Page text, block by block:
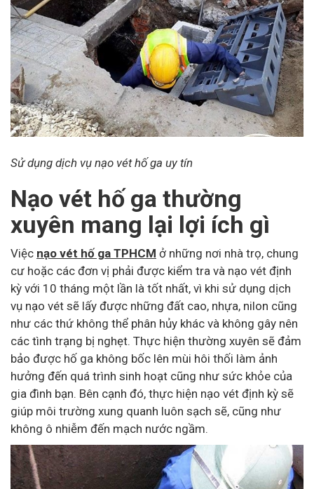
Sử dụng dịch vụ nạo vét hố ga uy tín
Nạo vét hố ga thường
xuyên mang lại lợi ích gì
Việc nạo vét hố ga TPHCM ở những nơi nhà trọ, chung
cư hoặc các đơn vị phải được kiểm tra và nạo vét định
kỳ với 10 tháng một lần là tốt nhất, vì khi sử dụng dịch
vụ nạo vét sẽ lấy được những đất cao, nhựa, nilon cũng
như các thứ không thể phân hủy khác và không gây nên
các tình trạng bị nghẹt. Thực hiện thường xuyên sẽ đảm
bảo được hố ga không bốc lên mùi hôi thối làm ảnh
hưởng đến quá trình sinh hoạt cũng như sức khỏe của
gia đình bạn. Bên cạnh đó, thực hiện nạo vét định kỳ sẽ
giúp môi trường xung quanh luôn sạch sẽ, cũng như
không ô nhiễm đến mạch nước ngầm.